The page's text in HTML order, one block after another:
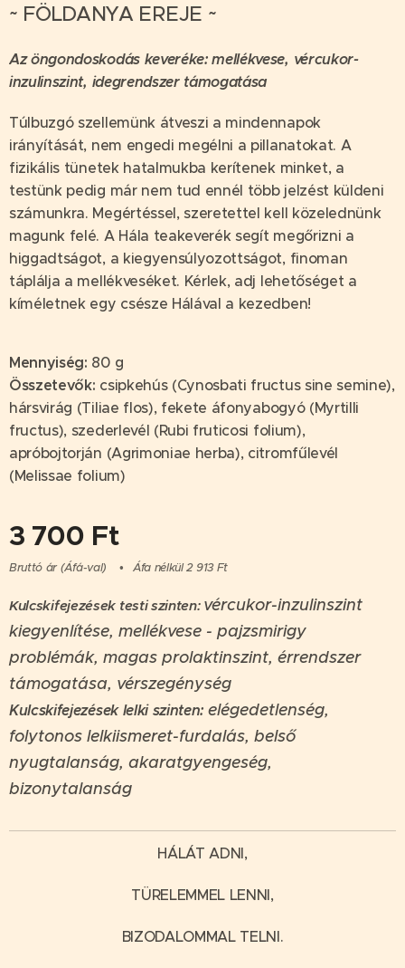
~ FÖLDANYA EREJE ~
Az öngondoskodás keveréke: mellékvese, vércukor-
inzulinszint, idegrendszer támogatása
Túlbuzgó szellemünk átveszi a mindennapok
irányítását, nem engedi megélni a pillanatokat. A
fizikális tünetek hatalmukba kerítenek minket, a
testünk pedig már nem tud ennél több jelzést küldeni
számunkra. Megértéssel, szeretettel kell közelednünk
magunk felé. A Hála teakeverék segít megőrizni a
higgadtságot, a kiegyensúlyozottságot, finoman
táplálja a mellékveséket. Kérlek, adj lehetőséget a
kíméletnek egy csésze Hálával a kezedben!
Mennyiség: 80 g
Összetevők: csipkehús (Cynosbati fructus sine semine),
hársvirág (Tiliae flos), fekete áfonyabogyó (Myrtilli
fructus), szederlevél (Rubi fruticosi folium),
apróbojtorján (Agrimoniae herba), citromfűlevél
(Melissae folium)
3 700 Ft
Bruttó ár (Áfá-val) Áfa nélkül 2 913 Ft
Kulcskifejezések testi szinten: vércukor-inzulinszint
kiegyenlítése, mellékvese - pajzsmirigy
problémák, magas prolaktinszint, érrendszer
támogatása, vérszegénység
Kulcskifejezések lelki szinten: elégedetlenség,
folytonos lelkiismeret-furdalás, belső
nyugtalanság, akaratgyengeség,
bizonytalanság
HÁLÁT ADNI,
TÜRELEMMEL LENNI,
BIZODALOMMAL TELNI.